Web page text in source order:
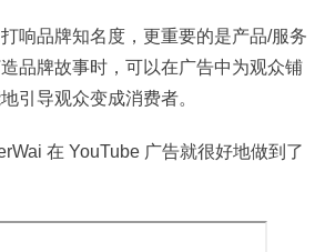
响品牌知名度，更重要的是产品/服务
品牌故事时，可以在广告中为观众铺
引导观众变成消费者。
在 YouTube 广告就很好地做到了